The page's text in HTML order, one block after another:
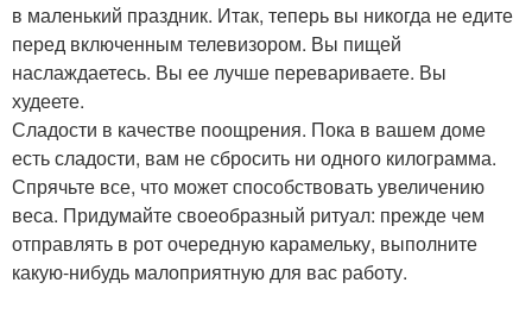
в маленький праздник. Итак, теперь вы никогда не едите
перед включенным телевизором. Вы пищей
наслаждаетесь. Вы ее лучше перевариваете. Вы
худеете.
Сладости в качестве поощрения. Пока в вашем доме
есть сладости, вам не сбросить ни одного килограмма.
Спрячьте все, что может способствовать увеличению
веса. Придумайте своеобразный ритуал: прежде чем
отправлять в рот очередную карамельку, выполните
какую-нибудь малоприятную для вас работу.